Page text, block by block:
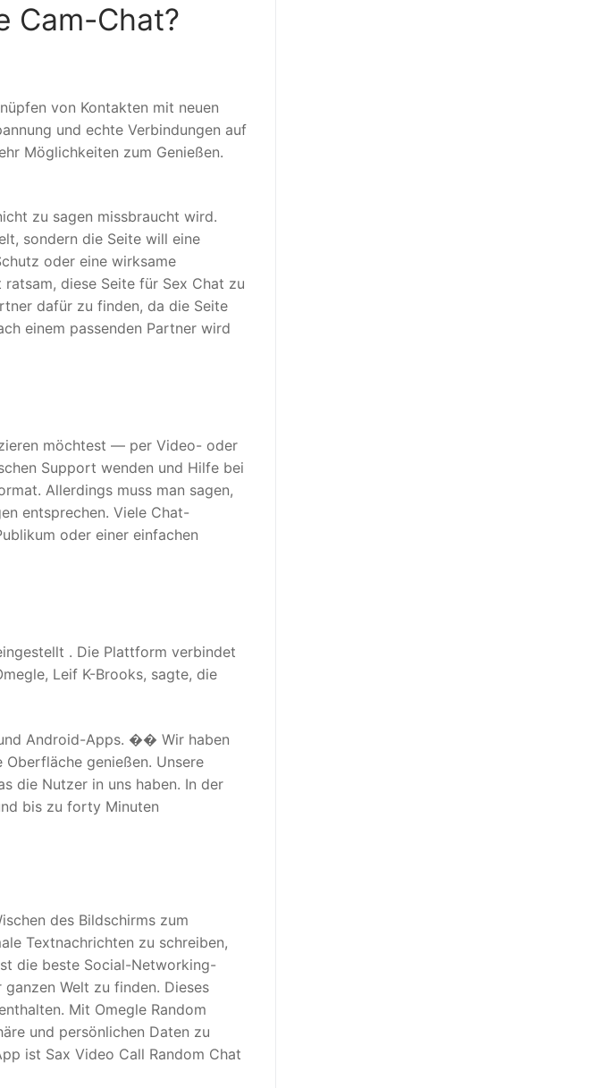
Cam-Chat?
von Kontakten mit neuen
und echte Verbindungen auf
Möglichkeiten zum Genießen.
zu sagen missbraucht wird.
sondern die Seite will eine
oder eine wirksame
diese Seite für Sex Chat zu
dafür zu finden, da die Seite
einem passenden Partner wird
möchtest — per Video- oder
Support wenden und Hilfe bei
Allerdings muss man sagen,
entsprechen. Viele Chat-
oder einer einfachen
. Die Plattform verbindet
Leif K-Brooks, sagte, die
Android-Apps. �� Wir haben
genießen. Unsere
die Nutzer in uns haben. In der
bis zu forty Minuten
des Bildschirms zum
Textnachrichten zu schreiben,
die beste Social-Networking-
Welt zu finden. Dieses
Mit Omegle Random
und persönlichen Daten zu
ist Sax Video Call Random Chat